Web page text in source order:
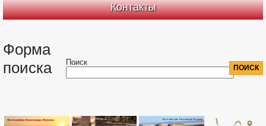
Контакты
Форма
поиска
Поиск